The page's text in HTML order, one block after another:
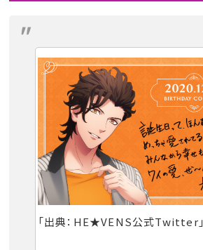
「出典：HE★VENS公式Twitter」